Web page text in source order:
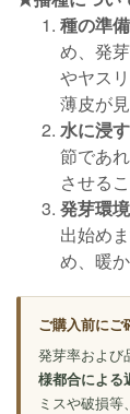
種の準
め、発
やヤス
薄皮が
水に浸
節であ
させる
発芽環
出始め
め、暖
ご購入前にご
発芽率および
様都合による
ミスや破損